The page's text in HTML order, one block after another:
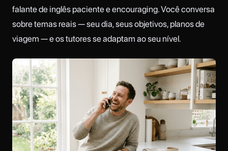
falante de inglês paciente e encouraging. Você conversa
sobre temas reais — seu dia, seus objetivos, planos de
viagem — e os tutores se adaptam ao seu nível.